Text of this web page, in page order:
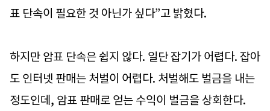
표 단속이 필요한 것 아닌가 싶다”고 밝혔다.
하지만 암표 단속은 쉽지 않다. 일단 잡기가 어렵다. 잡아
도 인터넷 판매는 처벌이 어렵다. 처벌해도 벌금을 내는
정도인데, 암표 판매로 얻는 수익이 벌금을 상회한다.